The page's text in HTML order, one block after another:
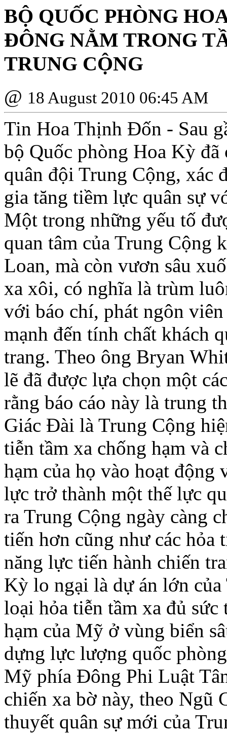
BỘ QUỐC PHÒNG
ÐÔNG NẰM TRONG
TRUNG CỘNG
@ 18 August 2010 06:45 AM
Tin Hoa Thịnh Ðốn - Sau
bộ Quốc phòng Hoa Kỳ đã
quân đội Trung Cộng, xác
gia tăng tiềm lực quân sự
Một trong những yếu tố
quan tâm của Trung
Loan, mà còn vươn sâu
xa xôi, có nghĩa là trùm
với báo chí, phát ngôn
mạnh đến tính chất khách
trang. Theo ông Bryan
lẽ đã được lựa chọn một
rằng báo cáo này là trung
Giác Ðài là Trung Cộng
tiễn tầm xa chống hạm và
hạm của họ vào hoạt động
lực trở thành một thế lực
ra Trung Cộng ngày càng
tiến hơn cũng như các hỏa
năng lực tiến hành chiến
Kỳ lo ngại là dự án lớn
loại hỏa tiễn tầm xa đủ sức
hạm của Mỹ ở vùng biển
dựng lực lượng quốc
Mỹ phía Ðông Phi Luật
chiến xa bờ này, theo Ngũ
thuyết quân sự mới của